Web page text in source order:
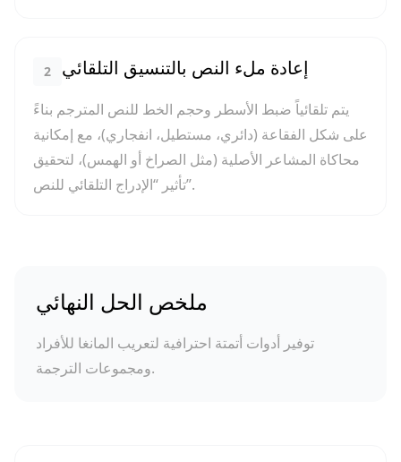
2 إعادة ملء النص بالتنسيق التلقائي
يتم تلقائياً ضبط الأسطر وحجم الخط للنص المترجم بناءً
على شكل الفقاعة (دائري، مستطيل، انفجاري)، مع إمكانية
محاكاة المشاعر الأصلية (مثل الصراخ أو الهمس)، لتحقيق
تأثير “الإدراج التلقائي للنص”.
ملخص الحل النهائي
توفير أدوات أتمتة احترافية لتعريب المانغا للأفراد
ومجموعات الترجمة.